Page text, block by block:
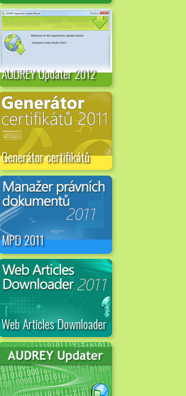
AUDREY Updater 2012
Generátor certifikátů
MPD 2011
Web Articles Downloader